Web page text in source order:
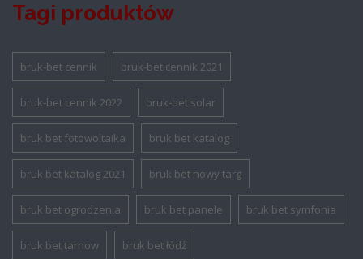
Tagi produktów
bruk-bet cennik bruk-bet cennik 2021
bruk-bet cennik 2022 bruk-bet solar
bruk bet fotowoltaika bruk bet katalog
bruk bet katalog 2021 bruk bet nowy targ
bruk bet ogrodzenia bruk bet panele bruk bet symfonia
bruk bet tarnow bruk bet łódź